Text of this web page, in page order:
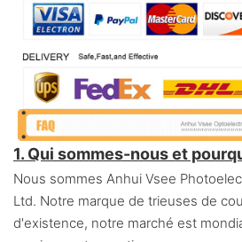
1. Qui sommes-nous et
Nous sommes Anhui Vsee
Ltd. Notre marque de trieuses de
d'existence, notre marché est